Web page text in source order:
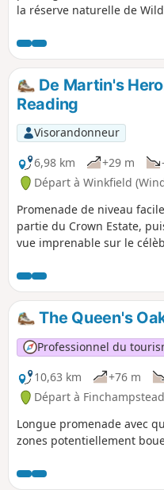
la réserve naturelle de
De Martin's
Reading
Visorandonneur
6,98 km
+29 m
Départ à Winkfield
Promenade de niveau
partie du Crown Estate,
vue imprenable sur le
The Queen's
Professionnel du
10,63 km
+76 m
Départ à
Longue promenade avec
zones potentiellement